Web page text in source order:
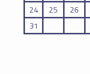
24
25 26
31